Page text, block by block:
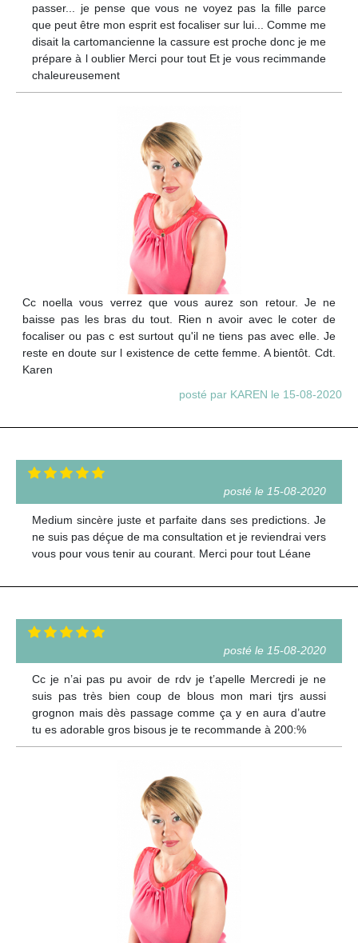
passer... je pense que vous ne voyez pas la fille parce
que peut être mon esprit est focaliser sur lui... Comme me
disait la cartomancienne la cassure est proche donc je me
prépare à l oublier Merci pour tout Et je vous recimmande
chaleureusement
Cc noella vous verrez que vous aurez son retour. Je ne
baisse pas les bras du tout. Rien n avoir avec le coter de
focaliser ou pas c est surtout qu'il ne tiens pas avec elle. Je
reste en doute sur l existence de cette femme. A bientôt. Cdt.
Karen
posté par KAREN le 15-08-2020
posté le 15-08-2020
Medium sincère juste et parfaite dans ses predictions. Je
ne suis pas déçue de ma consultation et je reviendrai vers
vous pour vous tenir au courant. Merci pour tout Léane
posté le 15-08-2020
Cc je n’ai pas pu avoir de rdv je t’apelle Mercredi je ne
suis pas très bien coup de blous mon mari tjrs aussi
grognon mais dès passage comme ça y en aura d’autre
tu es adorable gros bisous je te recommande à 200:%